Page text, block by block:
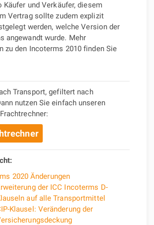
Käufer und Verkäufer, diesem
Vertrag sollte zudem explizit
werden, welche Version der
angewandt wurde. Mehr
zu den Incoterms 2010 finden Sie
Transport, gefiltert nach
nutzen Sie einfach unseren
2020 Änderungen
der ICC Incoterms D-
auf alle Transportmittel
Klausel: Veränderung der